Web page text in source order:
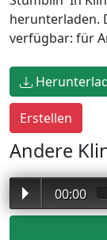
herunterladen.
verfügbar: für
Andere
00:00